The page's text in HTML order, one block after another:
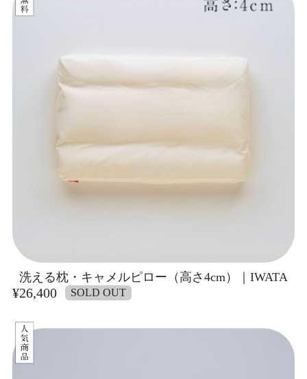
洗える枕・キャメルピロー（高さ4cm）｜IWATA
¥26,400 SOLD OUT